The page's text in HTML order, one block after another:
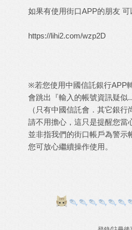
如果有使用街口APP的朋友
https://lihi2.com/wzp2D
※若您使用中國信託銀行APP
會跳出『輸入的帳號資訊疑似
（只有中國信託會．其它銀行
請不用擔心，這只是提醒您當
並非指我們的街口帳戶為警示
您可放心繼續操作使用。